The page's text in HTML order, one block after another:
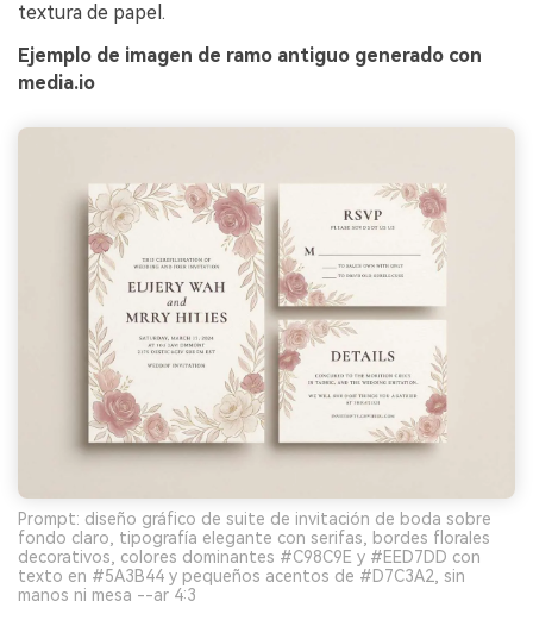
textura de papel.
Ejemplo de imagen de ramo antiguo generado con
media.io
Prompt: diseño gráfico de suite de invitación de boda sobre
fondo claro, tipografía elegante con serifas, bordes florales
decorativos, colores dominantes #C98C9E y #EED7DD con
texto en #5A3B44 y pequeños acentos de #D7C3A2, sin
manos ni mesa --ar 4:3